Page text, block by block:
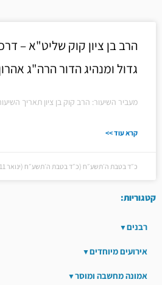
הרב בן ציון קוק שליט"א –
גדול ומנהיג הדור הרה"ג
מעביר השיעור: הרב קוק בן ציון תאריך
קרא עוד >>
כ״ד בטבת ה׳תשע״ח (כ״ד בטבת ה׳תשע״ח (ינואר 11, 2018))
קטגוריות:
רבנים
אירועים מיוחדים
אמונה מחשבה ומוסר